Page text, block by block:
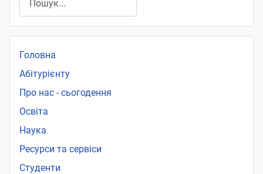
Головна
Абітурієнту
Про нас - сьогодення
Освіта
Наука
Ресурси та сервіси
Студенти